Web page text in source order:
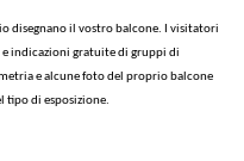
disegnano il vostro balcone. I visitatori
indicazioni gratuite di gruppi di
e alcune foto del proprio balcone
tipo di esposizione.